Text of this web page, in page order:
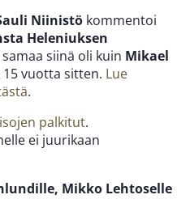
Niinistö kommentoi
Heleniuksen
siinä oli kuin Mikael
15 vuotta sitten. Lue
.
palkitut.
ei juurikaan
Mikko Lehtoselle